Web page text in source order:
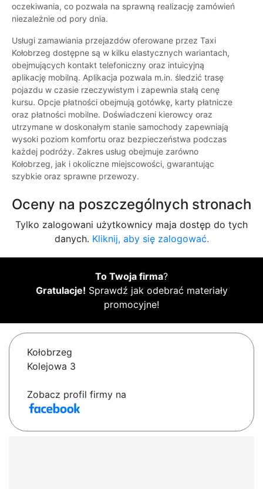
oczekiwania, co pozwala na sprawną realizację zamówień
niezależnie od pory dnia.
Usługi zamawiania przejazdów oferowane przez Taxi
Kołobrzeg dostępne są w kilku elastycznych wariantach,
obejmujących kontakt telefoniczny oraz intuicyjną
aplikację mobilną. Aplikacja pozwala m.in. śledzić trasę
pojazdu w czasie rzeczywistym i zapewnia stałą cenę
kursu. Opcje płatności obejmują gotówkę, karty płatnicze
oraz płatności mobilne. Doświadczeni kierowcy oraz
utrzymane w doskonałym stanie samochody zapewniają
wysoki poziom komfortu oraz bezpieczeństwa podczas
każdej podróży. Zakres usług obejmuje zarówno
Kołobrzeg, jak i okoliczne miejscowości, gwarantując
szybkie oraz sprawne przewozy.
Oceny na poszczególnych stronach
Tylko zalogowani użytkownicy maja dostęp do tych
danych. Kliknij, aby się zalogować.
To Twoja firma?
Gratulacje! Sprawdź jak odebrać materiały
promocyjne!
Kołobrzeg
Kolejowa 3
Zobacz profil firmy na